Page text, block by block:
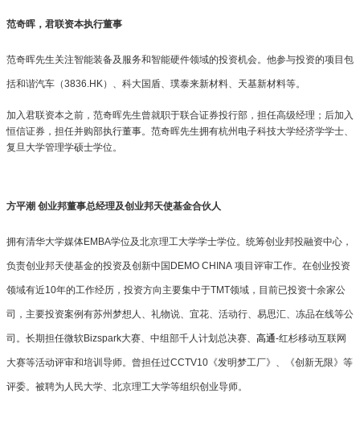
范奇晖，君联资本执行董事
范奇晖先生关注智能装备及服务和智能硬件领域的投资机会。他参与投资的项目包
括和谐汽车（3836.HK）、科大国盾、璞泰来新材料、天基新材料等。
加入君联资本之前，范奇晖先生曾就职于联合证券投行部，担任高级经理；后加入
恒信证券，担任并购部执行董事。范奇晖先生拥有杭州电子科技大学经济学学士、
复旦大学管理学硕士学位。
方平潮 创业邦董事总经理及创业邦天使基金合伙人
拥有清华大学媒体EMBA学位及北京理工大学学士学位。统筹创业邦投融资中心，
负责创业邦天使基金的投资及创新中国DEMO CHINA 项目评审工作。在创业投资
领域有近10年的工作经历，投资方向主要集中于TMT领域，目前已投资十余家公
司，主要投资案例有苏州梦想人、礼物说、宜花、活动行、易思汇、冻品在线等公
司。长期担任微软Bizspark大赛、中组部千人计划总决赛、 高通-红杉移动互联网
大赛等活动评审和培训导师。曾担任过CCTV10《发明梦工厂》、《创新无限》等
评委。被聘为人民大学、北京理工大学等组织创业导师。